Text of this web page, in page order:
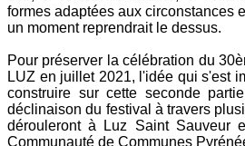
formes adaptées aux circonstances
un moment reprendrait le dessus.
Pour préserver la célébration du
LUZ en juillet 2021, l'idée qui s'est
construire sur cette seconde
déclinaison du festival à travers
dérouleront à Luz Saint Sauveur
Communauté de Communes